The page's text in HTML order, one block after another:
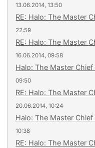
13.06.2014, 13:50
RE: Halo: The Master
22:59
RE: Halo: The Master
16.06.2014, 09:58
Halo: The Master
09:50
RE: Halo: The Master
20.06.2014, 10:24
Halo: The Master
10:38
RE: Halo: The Master